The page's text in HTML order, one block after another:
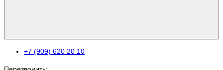
+7 (909) 620 20 10